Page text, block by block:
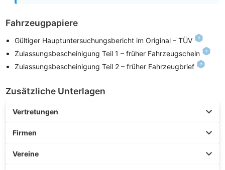
Fahrzeugpapiere
Gültiger Hauptuntersuchungsbericht im Original – TÜV
Zulassungsbescheinigung Teil 1 – früher Fahrzeugschein
Zulassungsbescheinigung Teil 2 – früher Fahrzeugbrief
Zusätzliche Unterlagen
Vertretungen
Firmen
Vereine